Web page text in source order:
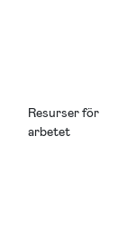
Resurser för
arbetet